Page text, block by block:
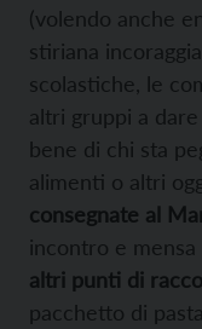
(volendo anche
stiriana
scolastiche, le
altri gruppi a
bene di chi sta
alimenti o altri
consegnate al
incontro e
altri punti di
pacchetto di